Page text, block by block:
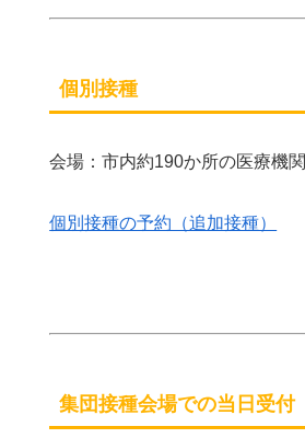
個別接種
会場：市内約190か所の医療機関
個別接種の予約（追加接種）
集団接種会場での当日受付